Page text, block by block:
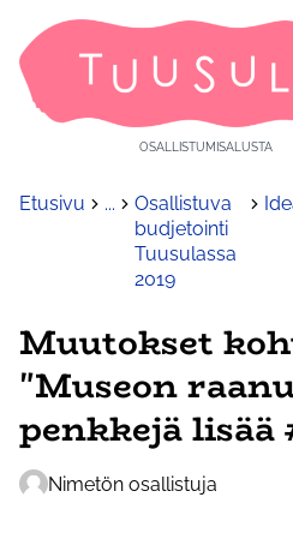
OSALLISTUMISALUSTA
Etusivu ...
Osallistuva
budjetointi
Tuusulassa
2019
Muutokset
"Museon
penkkejä lisää
Nimetön osallistuja